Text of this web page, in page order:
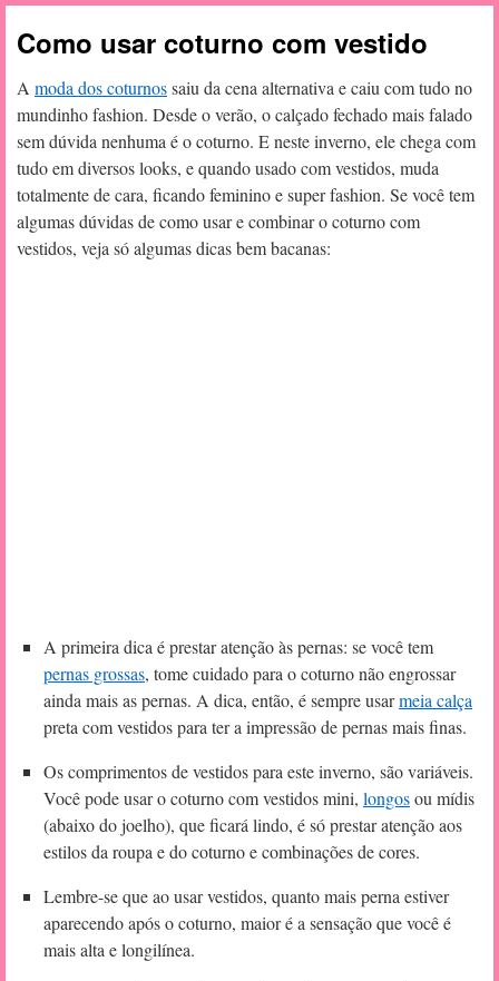
Como usar coturno com vestido
A moda dos coturnossaiu da cena alternativa e caiu com tudo no
mundinho fashion. Desde o verão, o calçado fechado mais falado
sem dúvida nenhuma é o coturno. E neste inverno, ele chega com
tudo em diversos looks, e quando usado com vestidos, muda
totalmente de cara, ficando feminino e super fashion. Se você tem
algumas dúvidas de como usar e combinar o coturno com
vestidos, veja só algumas dicas bem bacanas:
A primeira dica é prestar atenção às pernas: se você tem
pernas grossas, tome cuidado para o coturno não engrossar
ainda mais as pernas. A dica, então, é sempre usarmeia calça
preta com vestidos para ter a impressão de pernas mais finas.
Os comprimentos de vestidos para este inverno, são variáveis.
Você pode usar o coturno com vestidos mini, longosou mídis
(abaixo do joelho), que ficará lindo, é só prestar atenção aos
estilos da roupa e do coturno e combinações de cores.
Lembre-se que ao usar vestidos, quanto mais perna estiver
aparecendo após o coturno, maior é a sensação que você é
mais alta e longilínea.